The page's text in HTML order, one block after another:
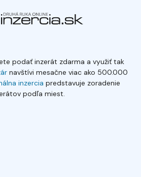
podať inzerát zdarma a využiť tak
navštívi mesačne viac ako 500.000
inzercia predstavuje zoradenie
podľa miest.